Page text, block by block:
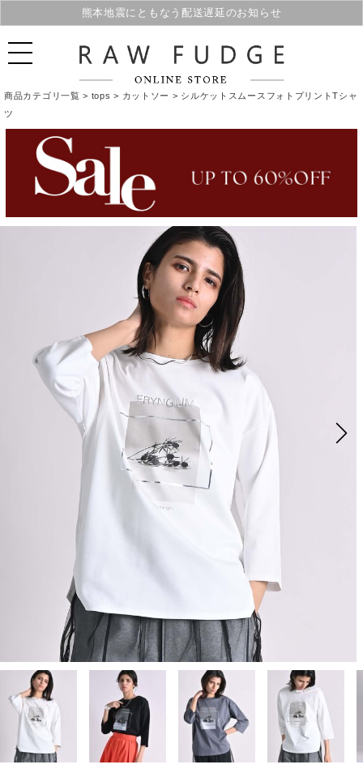
熊本地震にともなう配送遅延のお知らせ
商品カテゴリ一覧 > tops > カットソー > シルケットスムースフォトプリントTシャ
ツ